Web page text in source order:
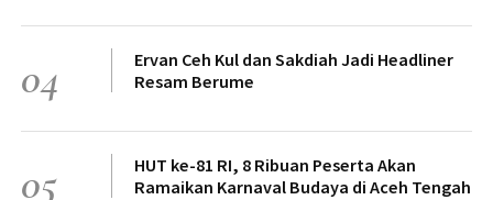
04
Ervan Ceh Kul dan Sakdiah Jadi Headliner
Resam Berume
05
HUT ke-81 RI, 8 Ribuan Peserta Akan
Ramaikan Karnaval Budaya di Aceh Tengah